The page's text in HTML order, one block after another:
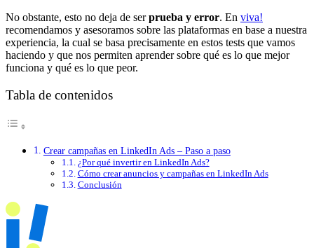
No obstante, esto no deja de serprueba y error. En viva!
recomendamos y asesoramos sobre las plataformas en base a nuestra
experiencia, la cual se basa precisamente en estos tests que vamos
haciendo y que nos permiten aprender sobre qué es lo que mejor
funciona y qué es lo que peor.
Tabla de contenidos
Crear campañas en LinkedIn Ads – Paso a paso
¿Por qué invertir en LinkedIn Ads?
Cómo crear anuncios y campañas en LinkedIn Ads
Conclusión